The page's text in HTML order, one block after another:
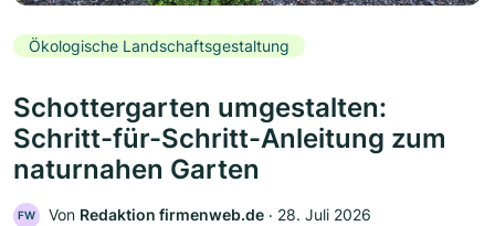
Ökologische Landschaftsgestaltung
Schottergarten umgestalten:
Schritt-für-Schritt-Anleitung zum
naturnahen Garten
FW Von Redaktion firmenweb.de ‧ 28. Juli 2026